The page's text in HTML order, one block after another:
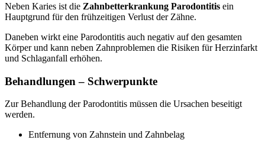
Neben Karies ist die Zahnbetterkrankung Parodontitis ein
Hauptgrund für den frühzeitigen Verlust der Zähne.
Daneben wirkt eine Parodontitis auch negativ auf den gesamten
Körper und kann neben Zahnproblemen die Risiken für Herzinfarkt
und Schlaganfall erhöhen.
Behandlungen – Schwerpunkte
Zur Behandlung der Parodontitis müssen die Ursachen beseitigt
werden.
Entfernung von Zahnstein und Zahnbelag